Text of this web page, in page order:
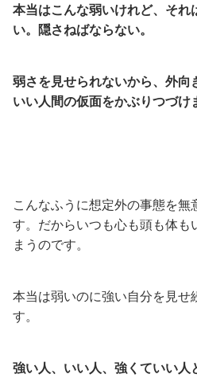
本当はこんな弱いけれど、それ
い。隠さねばならない。
弱さを見せられないから、外向
いい人間の仮面をかぶりつづけ
こんなふうに想定外の事態を無
す。だからいつも心も頭も体も
まうのです。
本当は弱いのに強い自分を見せ
す。
強い人、いい人、強くていい人